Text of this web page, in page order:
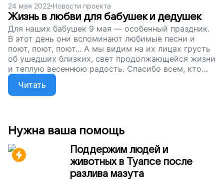
24 мая 2022 Новости проекта
Жизнь в любви для бабушек и дедушек
Для наших бабушек 9 мая — особенный праздник.
В этот день они вспоминают любимые песни и
поют, поют, поют... А мы видим на их лицах грусть
об ушедших близких, свет продолжающейся жизни
и теплую весеннюю радость. Спасибо всем, кто
поддерживает наших подопечных. Наш сбор
продолжается. Пусть бабушки и дедушки живут в
любви и заботе!
Читать
Нужна ваша помощь
Поддержим людей и
животных в Туапсе после
разлива мазута